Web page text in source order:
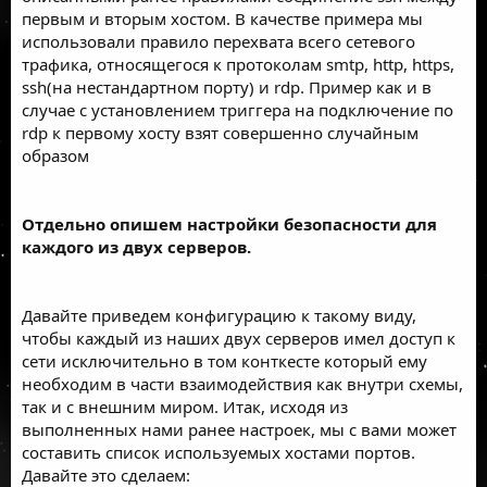
первым и вторым хостом. В качестве примера мы
использовали правило перехвата всего сетевого
трафика, относящегося к протоколам smtp, http, https,
ssh(на нестандартном порту) и rdp. Пример как и в
случае с установлением триггера на подключение по
rdp к первому хосту взят совершенно случайным
образом
Отдельно опишем настройки безопасности для
каждого из двух серверов.
Давайте приведем конфигурацию к такому виду,
чтобы каждый из наших двух серверов имел доступ к
сети исключительно в том конткесте который ему
необходим в части взаимодействия как внутри схемы,
так и с внешним миром. Итак, исходя из
выполненных нами ранее настроек, мы с вами может
составить список используемых хостами портов.
Давайте это сделаем: